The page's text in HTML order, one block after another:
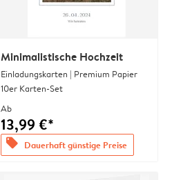
Minimalistische Hochzeit
Einladungskarten | Premium Papier
10er Karten-Set
Ab
13,99 €*
offers Dauerhaft günstige Preise